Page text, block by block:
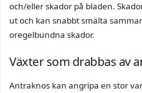
och/eller skador på bladen.
ut och kan snabbt smälta
oregelbundna skador.
Växter som drabbas av
Antraknos kan angripa en stor